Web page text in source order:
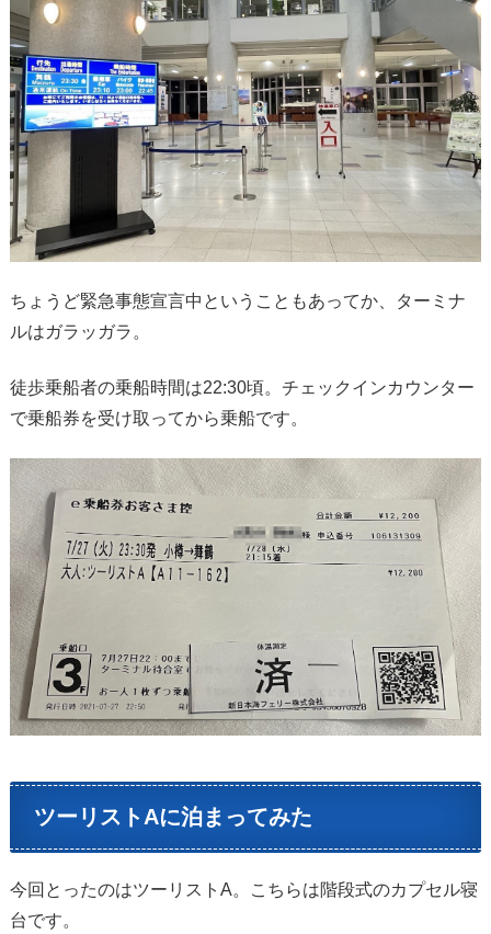
ちょうど緊急事態宣言中ということもあってか、ターミナ
ルはガラッガラ。
徒歩乗船者の乗船時間は22:30頃。チェックインカウンター
で乗船券を受け取ってから乗船です。
ツーリストAに泊まってみた
今回とったのはツーリストA。こちらは階段式のカプセル寝
台です。